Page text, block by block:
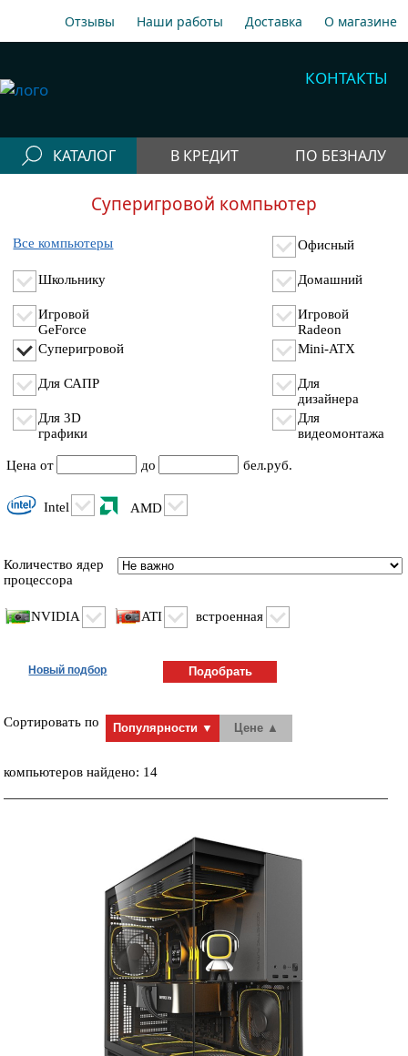
Отзывы Наши работы Доставка О магазине
КОНТАКТЫ
A1 +375 29 198-70-77
Гор +375 17 256-18-09
КАТАЛОГ В КРЕДИТ ПО БЕЗНАЛУ
Конфигураторы
Компьютеры
Системные
блоки
Рабочие станции
Моноблоки
Периферия
Собрать компьютер онлайн
Быстрый подбор компьютера
Суперигровой компьютер
Все компьютеры Офисный
Школьнику Домашний
Игровой
GeForce
Игровой
Radeon
Суперигровой
Mini-ATX
Для САПР
Для
дизайнера
Для 3D
графики
Для
видеомонтажа
Цена от до бел.руб.
Intel AMD
Количество ядер
процессора
NVIDIA ATI встроенная
Новый подбор
Сортировать по
компьютеров найдено: 14